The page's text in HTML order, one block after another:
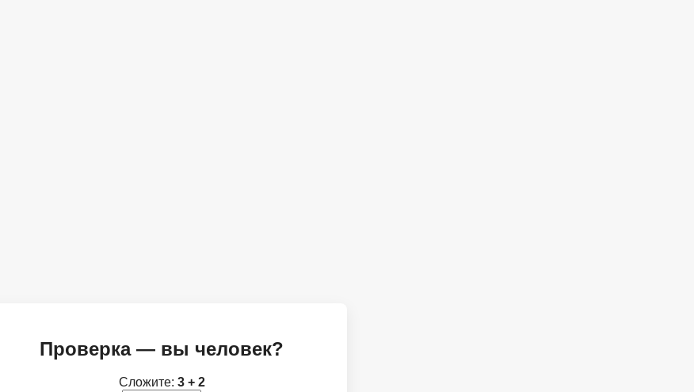
Проверка — вы человек?
Сложите: 3 + 2